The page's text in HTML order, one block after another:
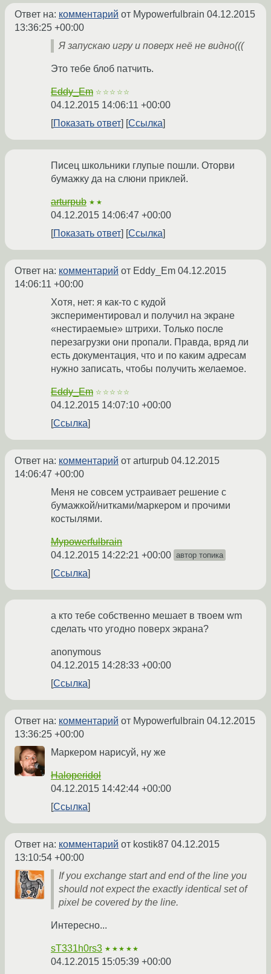
Ответ на: комментарий от Mypowerfulbrain 04.12.2015
13:36:25 +00:00
Я запускаю игру и поверх неё не видно(((
Это тебе блоб патчить.
Eddy_Em ☆☆☆☆☆
04.12.2015 14:06:11 +00:00
Показать ответ
Ссылка
Писец школьники глупые пошли. Оторви
бумажку да на слюни приклей.
arturpub ★★
04.12.2015 14:06:47 +00:00
Показать ответ
Ссылка
Ответ на: комментарий от Eddy_Em 04.12.2015
14:06:11 +00:00
Хотя, нет: я как-то с кудой
экспериментировал и получил на экране
«нестираемые» штрихи. Только после
перезагрузки они пропали. Правда, вряд ли
есть документация, что и по каким адресам
нужно записать, чтобы получить желаемое.
Eddy_Em ☆☆☆☆☆
04.12.2015 14:07:10 +00:00
Ссылка
Ответ на: комментарий от arturpub 04.12.2015
14:06:47 +00:00
Меня не совсем устраивает решение с
бумажкой/нитками/маркером и прочими
костылями.
Mypowerfulbrain
04.12.2015 14:22:21 +00:00 автор топика
Ссылка
а кто тебе собственно мешает в твоем wm
сделать что угодно поверх экрана?
anonymous
04.12.2015 14:28:33 +00:00
Ссылка
Ответ на: комментарий от Mypowerfulbrain 04.12.2015
13:36:25 +00:00
Маркером нарисуй, ну же
Haloperidol
04.12.2015 14:42:44 +00:00
Ссылка
Ответ на: комментарий от kostik87 04.12.2015
13:10:54 +00:00
If you exchange start and end of the line you
should not expect the exactly identical set of
pixel be covered by the line.
Интересно...
sT331h0rs3 ★★★★★
04.12.2015 15:05:39 +00:00